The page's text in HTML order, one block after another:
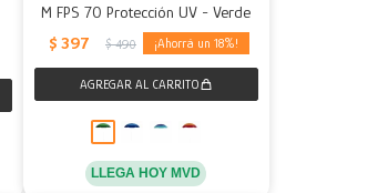
M FPS 70 Protección UV - Verde
$ 397 $ 490 18
LLEGA HOY MVD